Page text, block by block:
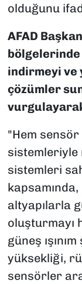
olduğunu
AFAD
indirmeyi
çözümler
"Hem
sistemleriyle
sistemleri
altyapılarla
oluşturmayı
güneş
yüksekliği,
sensörler